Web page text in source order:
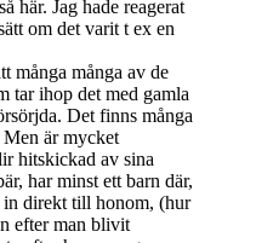
här. Jag hade reagerat
om det varit t ex en
många många av de
tar ihop det med gamla
Det finns många
Men är mycket
hitskickad av sina
har minst ett barn där,
direkt till honom, (hur
efter man blivit